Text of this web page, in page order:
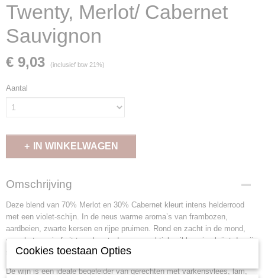
Twenty, Merlot/ Cabernet
Sauvignon
€ 9,03 (inclusief btw 21%)
Aantal
IN WINKELWAGEN
Omschrijving
Deze blend van 70% Merlot en 30% Cabernet kleurt intens helderrood
met een violet-schijn. In de neus warme aroma’s van frambozen,
aardbeien, zwarte kersen en rijpe pruimen. Rond en zacht in de mond,
waar het mooie fruit terugkeert, door een subtiele eiklagering krijgt de wijn
structuur en is deze mooi in balans.
De wijn is een ideale begeleider van gerechten met varkensvlees, lam,
Cookies toestaan Opties